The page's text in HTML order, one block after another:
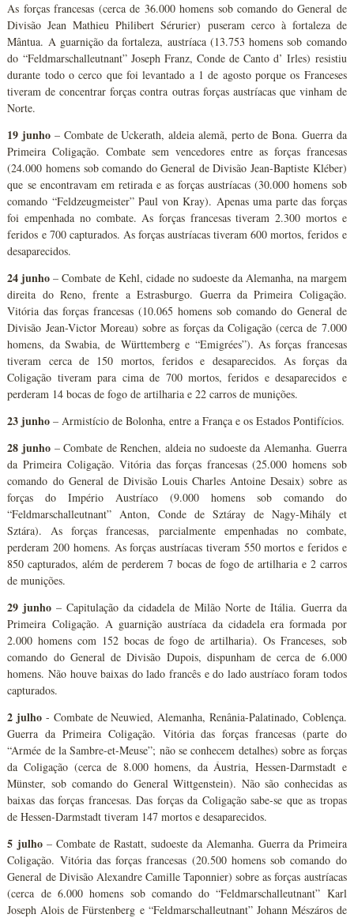
As forças francesas (cerca de 36.000 homens sob comando do General de
Divisão Jean Mathieu Philibert Sérurier) puseram cerco à fortaleza de
Mântua. A guarnição da fortaleza, austríaca (13.753 homens sob comando
do “Feldmarschalleutnant” Joseph Franz, Conde de Canto d’ Irles) resistiu
durante todo o cerco que foi levantado a 1 de agosto porque os Franceses
tiveram de concentrar forças contra outras forças austríacas que vinham de
Norte.
19 junho – Combate de Uckerath, aldeia alemã, perto de Bona. Guerra da
Primeira Coligação. Combate sem vencedores entre as forças francesas
(24.000 homens sob comando do General de Divisão Jean-Baptiste Kléber)
que se encontravam em retirada e as forças austríacas (30.000 homens sob
comando “Feldzeugmeister” Paul von Kray). Apenas uma parte das forças
foi empenhada no combate. As forças francesas tiveram 2.300 mortos e
feridos e 700 capturados. As forças austríacas tiveram 600 mortos, feridos e
desaparecidos.
24 junho – Combate de Kehl, cidade no sudoeste da Alemanha, na margem
direita do Reno, frente a Estrasburgo. Guerra da Primeira Coligação.
Vitória das forças francesas (10.065 homens sob comando do General de
Divisão Jean-Victor Moreau) sobre as forças da Coligação (cerca de 7.000
homens, da Swabia, de Württemberg e “Emigrées”). As forças francesas
tiveram cerca de 150 mortos, feridos e desaparecidos. As forças da
Coligação tiveram para cima de 700 mortos, feridos e desaparecidos e
perderam 14 bocas de fogo de artilharia e 22 carros de munições.
23 junho – Armistício de Bolonha, entre a França e os Estados Pontifícios.
28 junho – Combate de Renchen, aldeia no sudoeste da Alemanha. Guerra
da Primeira Coligação. Vitória das forças francesas (25.000 homens sob
comando do General de Divisão Louis Charles Antoine Desaix) sobre as
forças do Império Austríaco (9.000 homens sob comando do
“Feldmarschalleutnant” Anton, Conde de Sztáray de Nagy-Mihály et
Sztára). As forças francesas, parcialmente empenhadas no combate,
perderam 200 homens. As forças austríacas tiveram 550 mortos e feridos e
850 capturados, além de perderem 7 bocas de fogo de artilharia e 2 carros
de munições.
29 junho – Capitulação da cidadela de Milão Norte de Itália. Guerra da
Primeira Coligação. A guarnição austríaca da cidadela era formada por
2.000 homens com 152 bocas de fogo de artilharia). Os Franceses, sob
comando do General de Divisão Dupois, dispunham de cerca de 6.000
homens. Não houve baixas do lado francês e do lado austríaco foram todos
capturados.
2 julho - Combate de Neuwied, Alemanha, Renânia-Palatinado, Coblença.
Guerra da Primeira Coligação. Vitória das forças francesas (parte do
“Armée de la Sambre-et-Meuse”; não se conhecem detalhes) sobre as forças
da Coligação (cerca de 8.000 homens, da Áustria, Hessen-Darmstadt e
Münster, sob comando do General Wittgenstein). Não são conhecidas as
baixas das forças francesas. Das forças da Coligação sabe-se que as tropas
de Hessen-Darmstadt tiveram 147 mortos e desaparecidos.
5 julho– Combate de Rastatt, sudoeste da Alemanha. Guerra da Primeira
Coligação. Vitória das forças francesas (20.500 homens sob comando do
General de Divisão Alexandre Camille Taponnier) sobre as forças austríacas
(cerca de 6.000 homens sob comando do “Feldmarschalleutnant” Karl
Joseph Alois de Fürstenberg e “Feldmarschalleutnant” Johann Mészáros de